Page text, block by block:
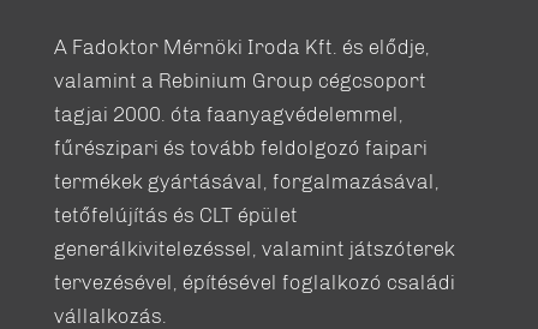
A Fadoktor Mérnöki Iroda Kft. és elődje,
valamint a Rebinium Group cégcsoport
tagjai 2000. óta faanyagvédelemmel,
fűrészipari és tovább feldolgozó faipari
termékek gyártásával, forgalmazásával,
tetőfelújítás és CLT épület
generálkivitelezéssel, valamint játszóterek
tervezésével, építésével foglalkozó családi
vállalkozás.